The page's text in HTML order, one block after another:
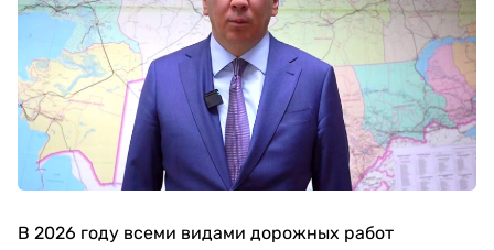
В 2026 году всеми видами дорожных работ